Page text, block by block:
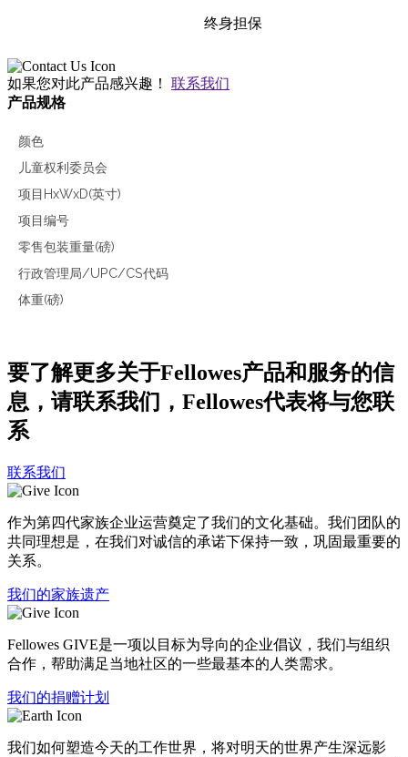
终身担保
如果您对此产品感兴趣！ 联系我们
产品规格
颜色
儿童权利委员会
项目HxWxD(英寸)
项目编号
零售包装重量(磅)
行政管理局/UPC/CS代码
体重(磅)
要了解更多关于Fellowes产品和服务的信
息，请联系我们，Fellowes代表将与您联
系
联系我们
作为第四代家族企业运营奠定了我们的文化基础。我们团队的
共同理想是，在我们对诚信的承诺下保持一致，巩固最重要的
关系。
我们的家族遗产
Fellowes GIVE是一项以目标为导向的企业倡议，我们与组织
合作，帮助满足当地社区的一些最基本的人类需求。
我们的捐赠计划
我们如何塑造今天的工作世界，将对明天的世界产生深远影